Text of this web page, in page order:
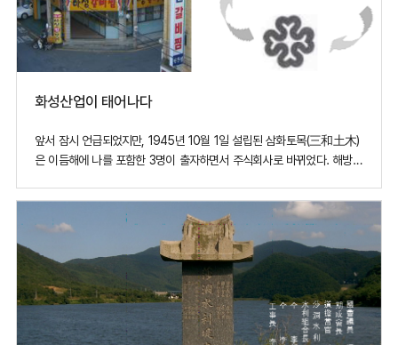
화성산업이 태어나다
앞서 잠시 언급되었지만, 1945년 10월 1일 설립된 삼화토목(三和土木)
은 이듬해에 나를 포함한 3명이 출자하면서 주식회사로 바뀌었다. 해방이
내무부 장관 표창을 받아 이름을 알리더니, 몇 해 지나지 않아 대구·경북
지역의 도급 공사 중 60% 이상을 맡아서 하는 영남 지역 최고의 건설